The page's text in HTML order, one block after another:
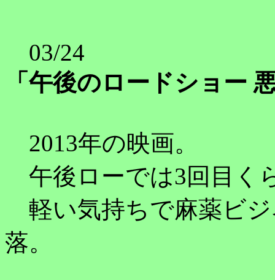
03/24
「午後のロードショー
2013年の映画。
午後ローでは3回目く
軽い気持ちで麻薬ビ
落。